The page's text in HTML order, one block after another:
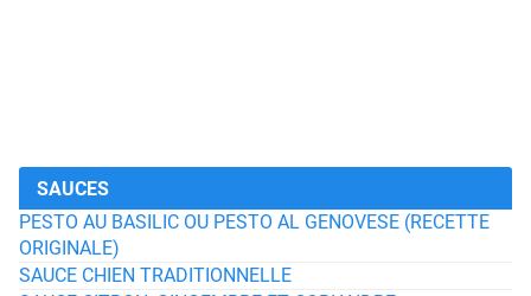
SAUCES
PESTO AU BASILIC OU PESTO AL GENOVESE (RECETTE
ORIGINALE)
SAUCE CHIEN TRADITIONNELLE